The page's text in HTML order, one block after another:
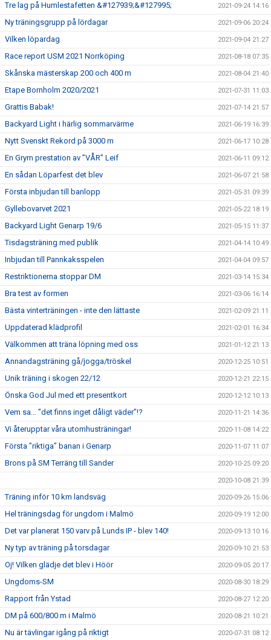
Tre lag på Humlestafetten &#127939;&#127995; 2021-09-24 14:16
Ny träningsgrupp på lördagar 2021-09-06 20:24
Vilken löpardag 2021-09-04 21:27
Race report USM 2021 Norrköping 2021-08-18 07:35
Skånska mästerskap 200 och 400 m 2021-08-04 21:40
Etape Bornholm 2020/2021 2021-07-31 11:03
Grattis Babak! 2021-07-14 21:57
Backyard Light i härlig sommarvärme 2021-06-19 16:39
Nytt Svenskt Rekord på 3000 m 2021-06-17 10:28
En Grym prestation av ”VÅR” Leif 2021-06-11 09:12
En sådan Löparfest det blev 2021-06-07 21:58
Första inbjudan till banlopp 2021-05-31 09:39
Gyllebovarvet 2021 2021-05-22 18:19
Backyard Light Genarp 19/6 2021-05-15 11:37
Tisdagsträning med publik 2021-04-14 10:49
Inbjudan till Pannkaksspelen 2021-04-04 09:57
Restriktionerna stoppar DM 2021-03-14 15:34
Bra test av formen 2021-03-06 16:14
Bästa vinterträningen - inte den lättaste 2021-02-09 21:11
Uppdaterad klädprofil 2021-02-01 16:34
Välkommen att träna löpning med oss 2021-01-12 21:13
Annandagsträning gå/jogga/tröskel 2020-12-25 10:51
Unik träning i skogen 22/12 2020-12-21 22:15
Önska God Jul med ett presentkort 2020-12-12 10:13
Vem sa... ”det finns inget dåligt väder”!? 2020-11-21 14:36
Vi återupptar våra utomhusträningar! 2020-11-08 14:22
Första ”riktiga” banan i Genarp 2020-11-07 11:07
Brons på SM Terräng till Sander 2020-10-25 09:20
2020-10-08 21:39
Träning inför 10 km landsväg 2020-09-26 15:06
Hel träningsdag för ungdom i Malmö 2020-09-19 12:00
Det var planerat 150 varv på Lunds IP - blev 140! 2020-09-13 10:16
Ny typ av träning på torsdagar 2020-09-10 21:53
Oj! Vilken glädje det blev i Höör 2020-09-05 20:17
Ungdoms-SM 2020-08-30 18:29
Rapport från Ystad 2020-08-27 12:20
DM på 600/800 m i Malmö 2020-08-21 10:21
Nu är tävlingar igång på riktigt 2020-07-31 08:12